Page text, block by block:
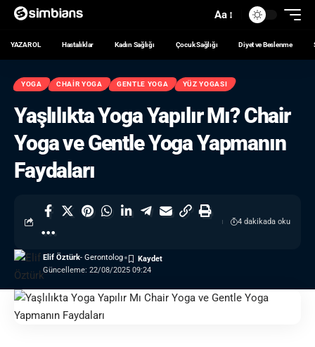
Aa
YAZAR OL Hastalıklar Kadın Sağlığı Çocuk Sağlığı Diyet ve Beslenme
YOGA CHAIR YOGA GENTLE YOGA YÜZ YOGASI
Yaşlılıkta Yoga Yapılır Mı? Chair
Yoga ve Gentle Yoga Yapmanın
Faydaları
Güncelleme: 22/08/2025 09:24
Elif Öztürk- Gerontolog
4 dakikada oku